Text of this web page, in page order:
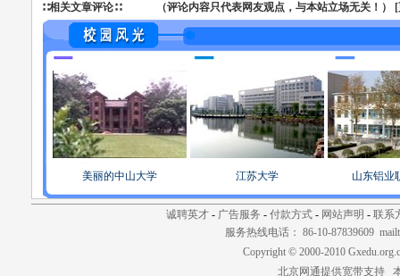
∷相关文章评论∷ （评论内容只代表网友观点，与本站立场无关！） [
美丽的中山大学 江苏大学 山东铝业
诚聘英才- 广告服务 - 付款方式- 网站声明 - 联系
服务热线电话： 86-10-87839609
Copyright © 2000-2010
北京网通提供宽带支持